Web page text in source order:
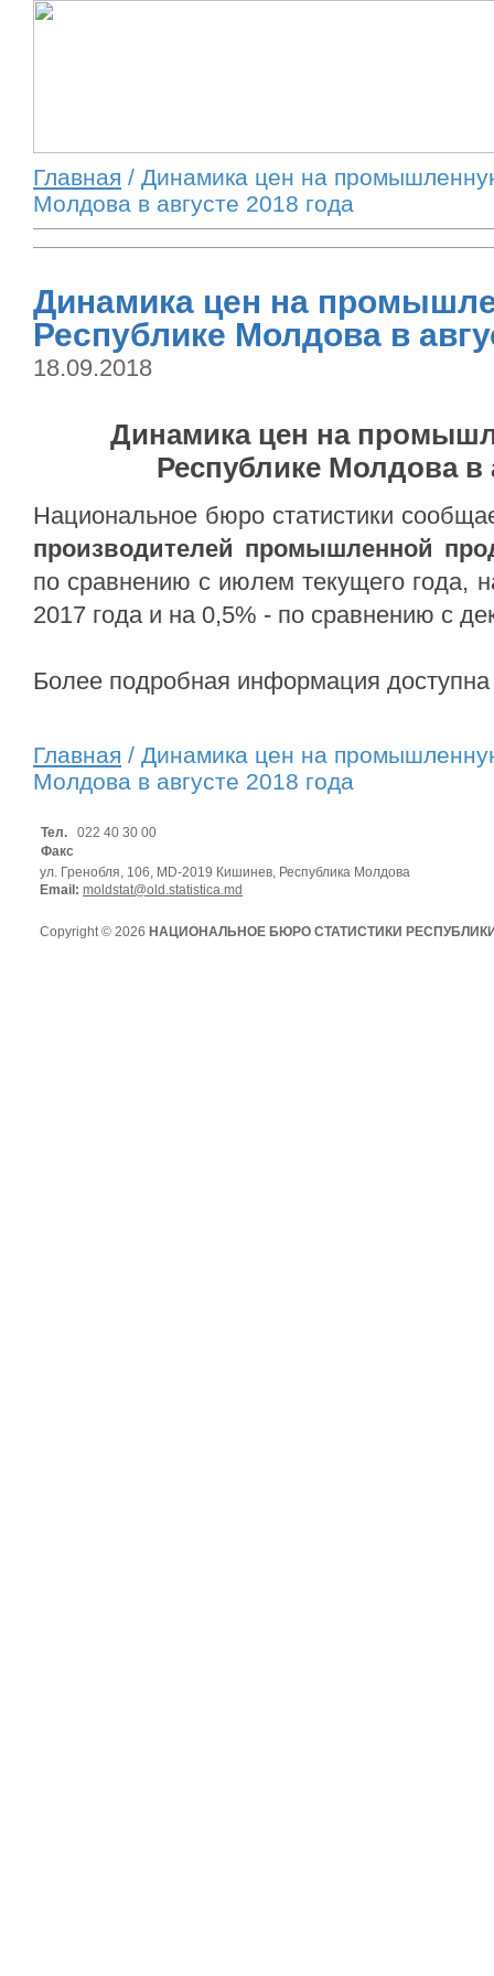
Главная / Динамика цен на
Молдова в августе 2018 года
Динамика цен на
Республике Молдова в
18.09.2018
Динамика цен на
Республике Молдова в
Национальное бюро статистики
производителей промышленной
по сравнению с июлем текущего года,
2017 года и на 0,5% - по сравнению с
Более подробная информация
Главная / Динамика цен на
Молдова в августе 2018 года
Тел.
022 40 30 00
Факс
ул. Гренобля, 106, MD-2019 Кишинев, Республика Молдова
Email: moldstat@old.statistica.md
Copyright © 2026 НАЦИОНАЛЬНОЕ БЮРО СТАТИСТИКИ